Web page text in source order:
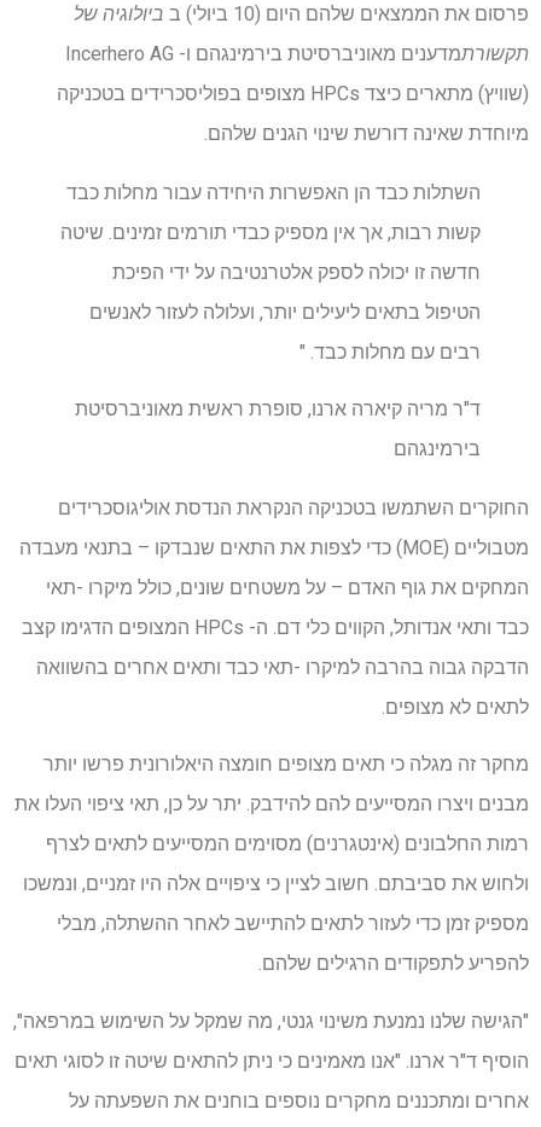
פרסום את הממצאים שלהם היום (10 ביולי) ב
ביולוגיה של
תקשורת
מדענים מאוניברסיטת בירמינגהם ו- Incerhero AG
(שוויץ) מתארים כיצד HPCs מצופים בפוליסכרידים בטכניקה
מיוחדת שאינה דורשת שינוי הגנים שלהם.
השתלות כבד הן האפשרות היחידה עבור מחלות כבד
קשות רבות, אך אין מספיק כבדי תורמים זמינים. שיטה
חדשה זו יכולה לספק אלטרנטיבה על ידי הפיכת
הטיפול בתאים ליעילים יותר, ועלולה לעזור לאנשים
רבים עם מחלות כבד. "
ד"ר מריה קיארה ארנו, סופרת ראשית מאוניברסיטת
בירמינגהם
החוקרים השתמשו בטכניקה הנקראת הנדסת אוליגוסכרידים
מטבוליים (MOE) כדי לצפות את התאים שנבדקו – בתנאי מעבדה
המחקים את גוף האדם – על משטחים שונים, כולל מיקרו -תאי
כבד ותאי אנדותל, הקווים כלי דם. ה- HPCs המצופים הדגימו קצב
הדבקה גבוה בהרבה למיקרו -תאי כבד ותאים אחרים בהשוואה
לתאים לא מצופים.
מחקר זה מגלה כי תאים מצופים חומצה היאלורונית פרשו יותר
מבנים ויצרו המסייעים להם להידבק. יתר על כן, תאי ציפוי העלו את
רמות החלבונים (אינטגרנים) מסוימים המסייעים לתאים לצרף
ולחוש את סביבתם. חשוב לציין כי ציפויים אלה היו זמניים, ונמשכו
מספיק זמן כדי לעזור לתאים להתיישב לאחר ההשתלה, מבלי
להפריע לתפקודים הרגילים שלהם.
"הגישה שלנו נמנעת משינוי גנטי, מה שמקל על השימוש במרפאה",
הוסיף ד"ר ארנו. "אנו מאמינים כי ניתן להתאים שיטה זו לסוגי תאים
אחרים ומתכננים מחקרים נוספים בוחנים את השפעתה על